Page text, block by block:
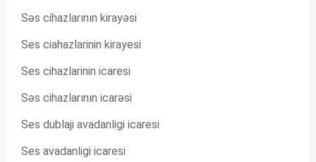
Səs cihazlarının kirayəsi
Ses ciahazlarinin kirayesi
Ses cihazlarinin icaresi
Səs cihazlarının icarəsi
Ses dublaji avadanligi icaresi
Ses avadanligi icaresi